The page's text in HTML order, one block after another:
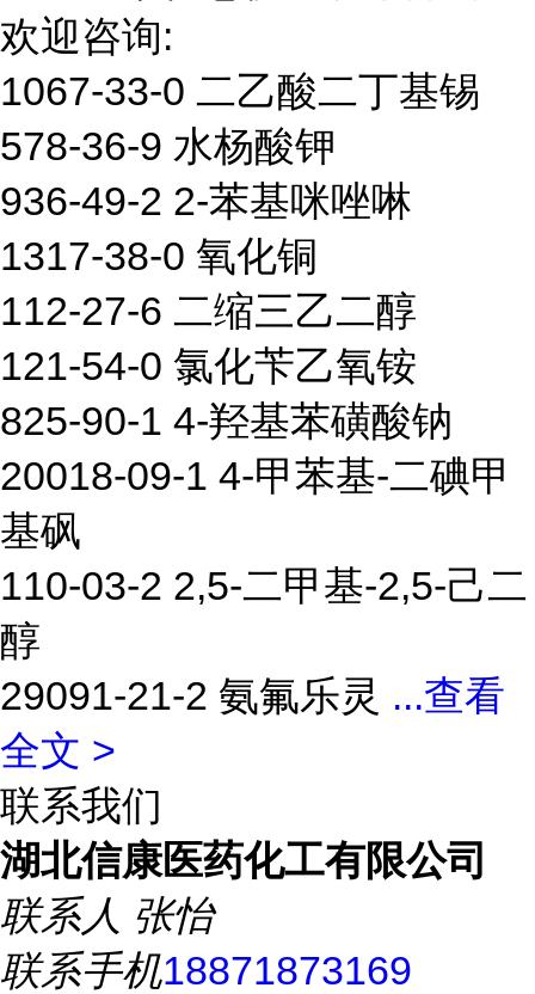
欢迎咨询:
1067-33-0 二乙酸二丁基锡
578-36-9 水杨酸钾
936-49-2 2-苯基咪唑啉
1317-38-0 氧化铜
112-27-6 二缩三乙二醇
121-54-0 氯化苄乙氧铵
825-90-1 4-羟基苯磺酸钠
20018-09-1 4-甲苯基-二碘甲
基砜
110-03-2 2,5-二甲基-2,5-己二
醇
29091-21-2 氨氟乐灵 ...查看
全文 >
联系我们
湖北信康医药化工有限公司
联系人 张怡
联系手机18871873169